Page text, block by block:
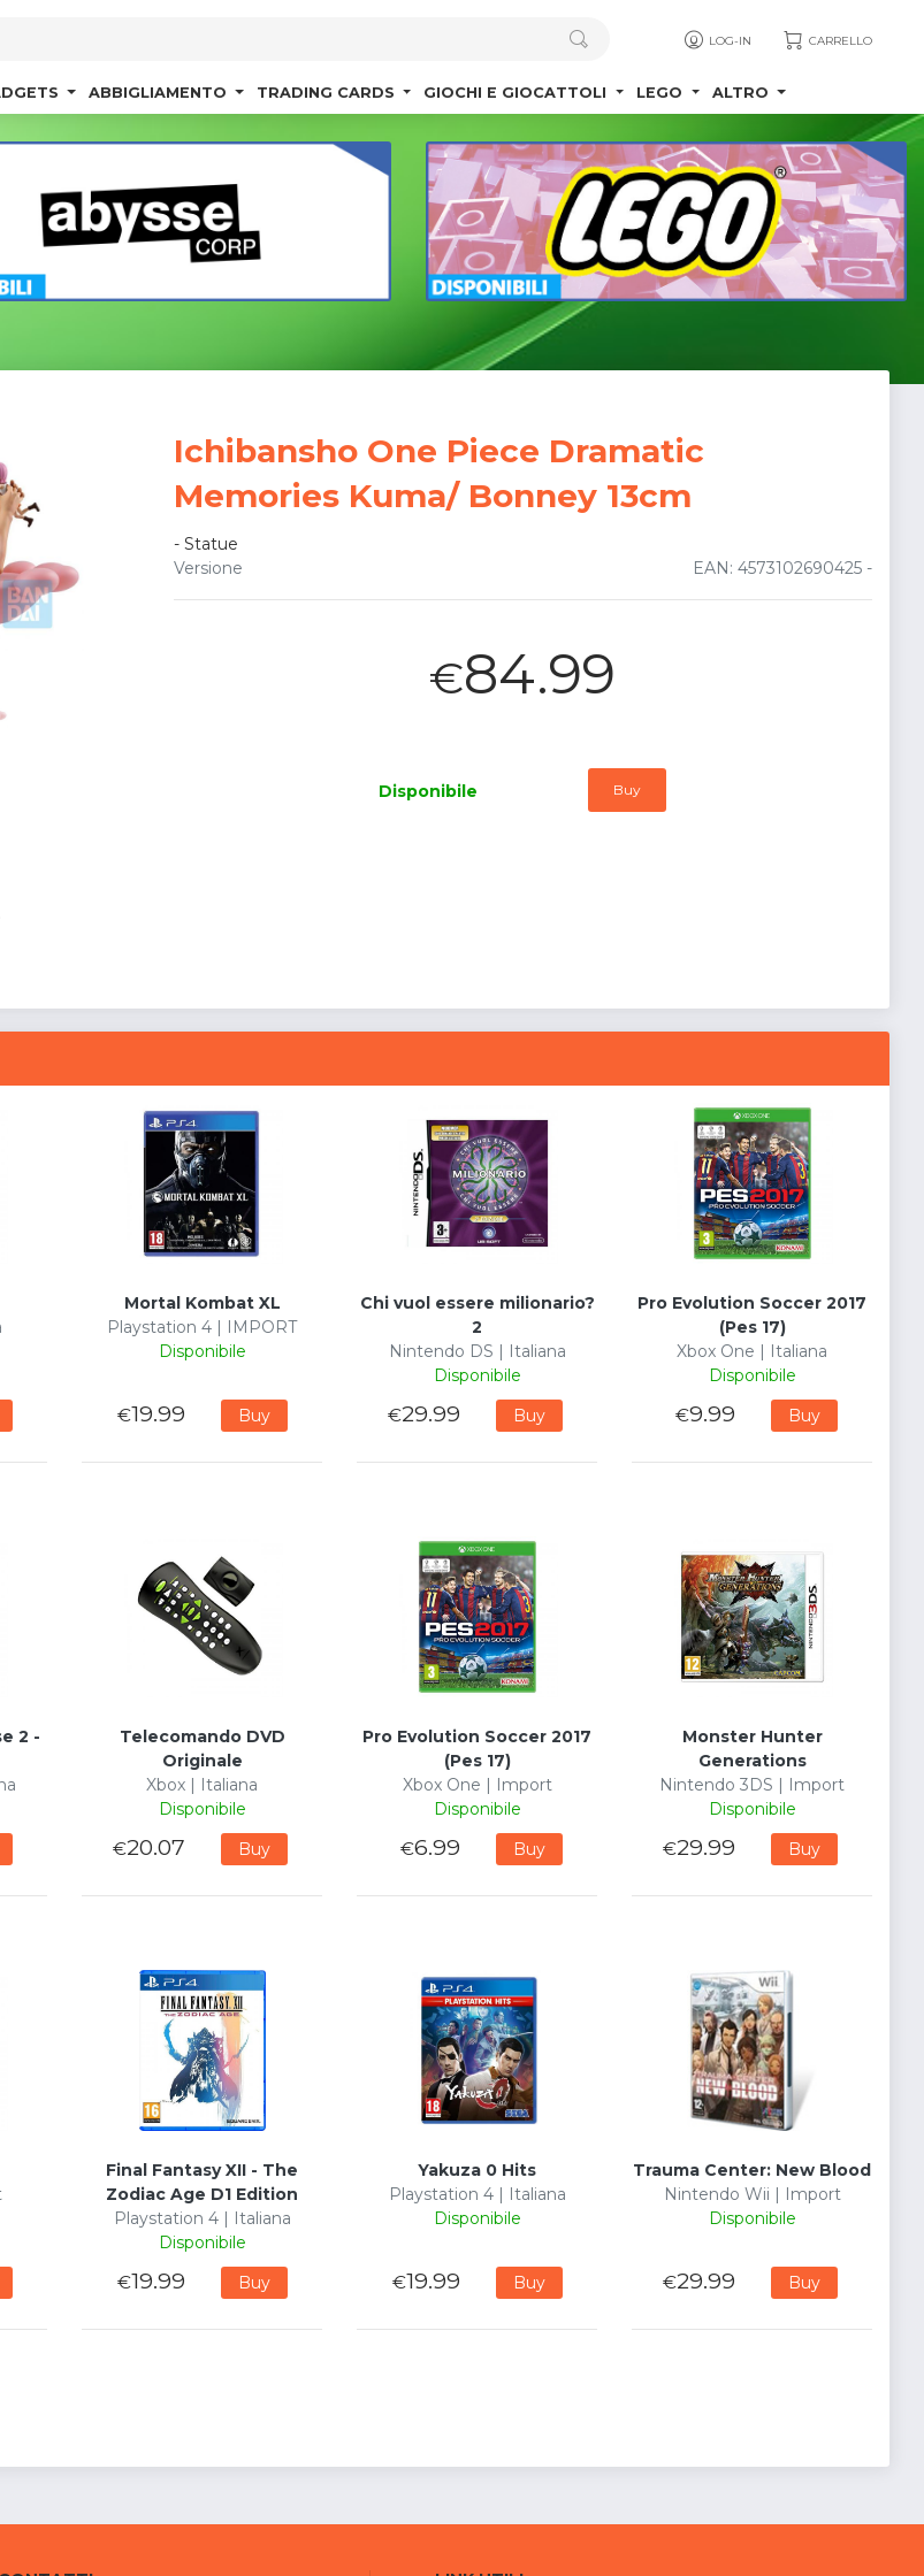
LOG-IN CARRELLO
ABBIGLIAMENTO TRADING CARDS GIOCHI E GIOCATTOLI LEGO ALTRO
Ichibansho One Piece Dramatic
Memories Kuma/ Bonney 13cm
- Statue
EAN: 4573102690425 -
Versione
€84.99
Disponibile Buy
Mortal Kombat XL
Playstation 4 | IMPORT
Disponibile
€19.99 Buy
Chi vuol essere milionario?
2
Nintendo DS | Italiana
Disponibile
€29.99 Buy
Pro Evolution Soccer 2017
(Pes 17)
Xbox One | Italiana
Disponibile
€9.99 Buy
2 -
Telecomando DVD
Originale
Xbox | Italiana
Disponibile
€20.07 Buy
Pro Evolution Soccer 2017
(Pes 17)
Xbox One | Import
Disponibile
€6.99 Buy
Monster Hunter
Generations
Nintendo 3DS | Import
Disponibile
€29.99 Buy
Final Fantasy XII - The
Zodiac Age D1 Edition
Playstation 4 | Italiana
Disponibile
€19.99 Buy
Yakuza 0 Hits
Playstation 4 | Italiana
Disponibile
€19.99 Buy
Trauma Center: New Blood
Nintendo Wii | Import
Disponibile
€29.99 Buy